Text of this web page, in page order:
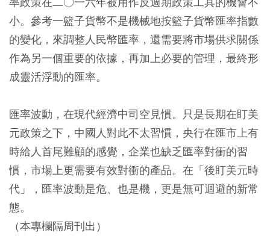
小。參考一籃子貨幣不是機械地按籃子貨幣匯率指數
的變化，來調整人民幣匯率，還需要將市場供求關係
作為另一個重要的依據，再加上必要的管理，最終形
成靈活浮動的匯率。
匯率波動，在現代經濟中司空見慣。只是長期在盯美
元政策之下，中國人對此不太習慣，央行在匯市上有
時給人首尾難顧的感覺，企業也缺乏匯率對衝的習
慣，市場上更需要有效對衝的產品。在「後盯美元時
代」，匯率波動是危、也是機，更是無可迴避的新常
態。
（本專欄隔周刊出）